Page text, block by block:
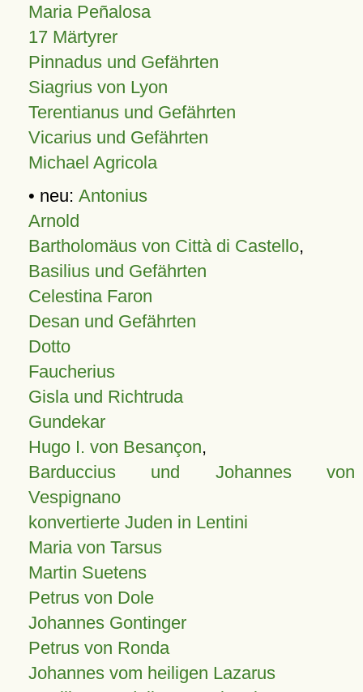
Maria Peñalosa
17 Märtyrer
Pinnadus und Gefährten
Siagrius von Lyon
Terentianus und Gefährten
Vicarius und Gefährten
Michael Agricola
• neu: Antonius
Arnold
Bartholomäus von Città di Castello,
Basilius und Gefährten
Celestina Faron
Desan und Gefährten
Dotto
Faucherius
Gisla und Richtruda
Gundekar
Hugo I. von Besançon,
Barduccius und Johannes von
Vespignano
konvertierte Juden in Lentini
Maria von Tarsus
Martin Suetens
Petrus von Dole
Johannes Gontinger
Petrus von Ronda
Johannes vom heiligen Lazarus